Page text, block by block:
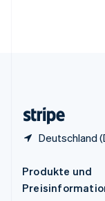
Deutschland
Produkte und